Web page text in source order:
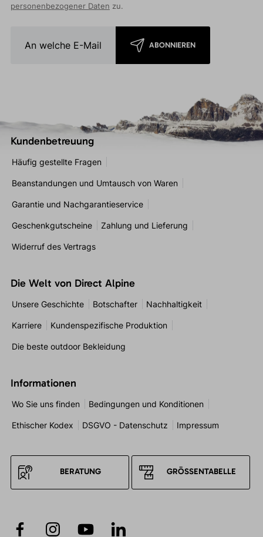
personenbezogener Daten zu.
ABONNIEREN
Kundenbetreuung
Häufig gestellte Fragen
Beanstandungen und Umtausch von Waren
Garantie und Nachgarantieservice
Geschenkgutscheine Zahlung und Lieferung
Widerruf des Vertrags
Die Welt von Direct Alpine
Unsere Geschichte Botschafter Nachhaltigkeit
Karriere Kundenspezifische Produktion
Die beste outdoor Bekleidung
Informationen
Wo Sie uns finden Bedingungen und Konditionen
Ethischer Kodex DSGVO - Datenschutz Impressum
BERATUNG GRÖSSENTABELLE